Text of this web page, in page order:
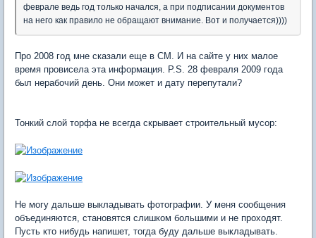
феврале ведь год только начался, а при подписании документов
на него как правило не обращают внимание. Вот и получается))))
Про 2008 год мне сказали еще в СМ. И на сайте у них малое
время провисела эта информация. P.S. 28 февраля 2009 года
был нерабочий день. Они может и дату перепутали?
Тонкий слой торфа не всегда скрывает строительный мусор:
Не могу дальше выкладывать фотографии. У меня сообщения
объединяются, становятся слишком большими и не проходят.
Пусть кто нибудь напишет, тогда буду дальше выкладывать.